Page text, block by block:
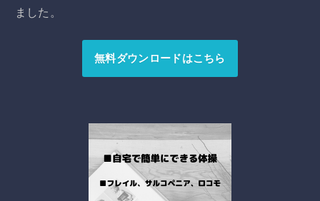
ました。
無料ダウンロードはこちら